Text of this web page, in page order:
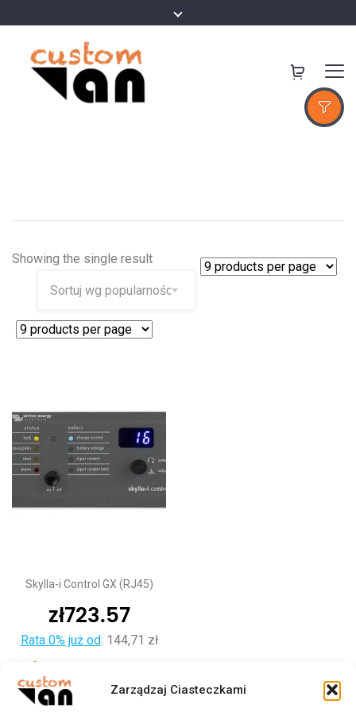
Zarządzaj Ciasteczkami
Showing the single result
Skylla-i Control GX (RJ45)
zł723.57
Rata 0% już od: 144,71 zł